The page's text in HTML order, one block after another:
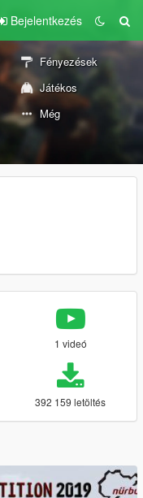
Bejelentkezés
Fényezések
Játékos
Még
1 videó
392 159 letöltés